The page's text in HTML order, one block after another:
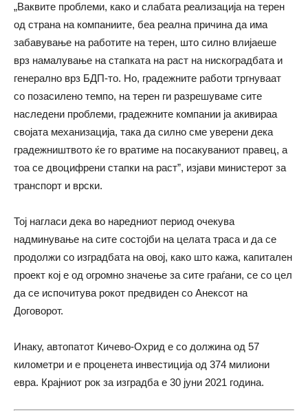
„Ваквите проблеми, како и слабата реализација на терен
од страна на компаниите, беа реална причина да има
забавување на работите на терен, што силно влијаеше
врз намалување на стапката на раст на нискоградбата и
генерално врз БДП-то. Но, градежните работи тргнуваат
со позасилено темпо, на терен ги разрешуваме сите
наследени проблеми, градежните компании ја акивираа
својата механизација, така да силно сме уверени дека
градежништвото ќе го вратиме на посакуваниот правец, а
тоа се двоцифрени стапки на раст”, изјави министерот за
транспорт и врски.
Тој нагласи дека во наредниот период очекува
надминување на сите состојби на целата траса и да се
продолжи со изградбата на овој, како што кажа, капитален
проект кој е од огромно значење за сите граѓани, се со цел
да се испочитува рокот предвиден со Анексот на
Договорот.
Инаку, автопатот Кичево-Охрид е со должина од 57
километри и е проценета инвестиција од 374 милиони
евра. Крајниот рок за изградба е 30 јуни 2021 година.